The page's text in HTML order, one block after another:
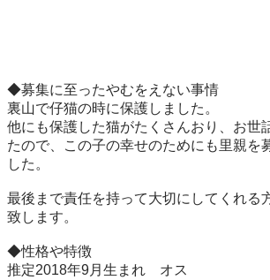
◆募集に至ったやむをえない事情
裏山で仔猫の時に保護しました。
他にも保護した猫がたくさんおり、お世
たので、この子の幸せのためにも里親を
した。
最後まで責任を持って大切にしてくれる
致します。
◆性格や特徴
推定2018年9月生まれ　オス